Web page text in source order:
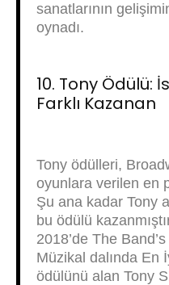
sanatlarının
oynadı.
10. Tony Ödülü:
Farklı Kazanan
Tony ödülleri,
oyunlara verilen en
Şu ana kadar Tony
bu ödülü
2018’de The
Müzikal dalında En
ödülünü alan Tony